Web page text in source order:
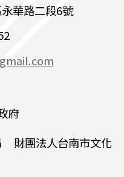
華路二段6號
府
財團法人台南市文化